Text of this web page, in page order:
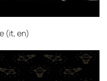
(it, en)‎